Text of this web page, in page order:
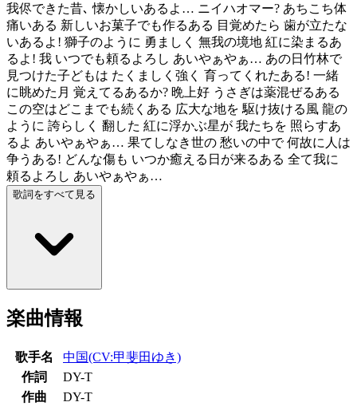
我侭できた昔､ 懐かしいあるよ… ニイハオマー? あちこち体
痛いある 新しいお菓子でも作るある 目覚めたら 歯が立たな
いあるよ! 獅子のように 勇ましく 無我の境地 紅に染まるあ
るよ! 我 いつでも頼るよろし あいやぁやぁ… あの日竹林で
見つけた子どもは たくましく強く 育ってくれたある! 一緒
に眺めた月 覚えてるあるか? 晩上好 うさぎは薬混ぜるある
この空はどこまでも続くある 広大な地を 駆け抜ける風 龍の
ように 誇らしく 翻した 紅に浮かぶ星が 我たちを 照らすあ
るよ あいやぁやぁ… 果てしなき世の 愁いの中で 何故に人は
争うある! どんな傷も いつか癒える日が来るある 全て我に
頼るよろし あいやぁやぁ…
歌詞をすべて見る
楽曲情報
歌手名
中国(CV:甲斐田ゆき)
作詞
DY-T
作曲
DY-T